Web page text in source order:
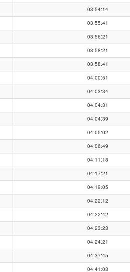
03:54:14
03:55:41
03:56:21
03:58:21
03:58:41
04:00:51
04:03:34
04:04:31
04:04:39
04:05:02
04:06:49
04:11:18
04:17:21
04:19:05
04:22:12
04:22:42
04:23:23
04:24:21
04:37:45
04:41:03